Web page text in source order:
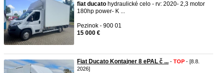
fiat ducato hydraulické celo - rv: 2020- 2,3 motor
180hp power- K ...
Pezinok - 900 01
15 000 €
Fiat Ducato Kontajner 8 ePAL č ... - TOP - [8.8.
2026]